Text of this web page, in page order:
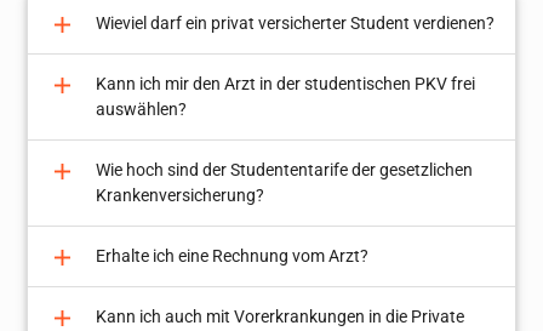
Wieviel darf ein privat versicherter Student verdienen?
Kann ich mir den Arzt in der studentischen PKV frei
auswählen?
Wie hoch sind der Studententarife der gesetzlichen
Krankenversicherung?
Erhalte ich eine Rechnung vom Arzt?
Kann ich auch mit Vorerkrankungen in die Private